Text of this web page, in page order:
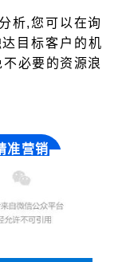
析,您可以在询
目标客户的机
必要的资源浪
准营销